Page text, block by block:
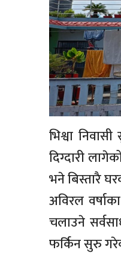
भिश्वा
दिग्दारी
भने बिस्तारै
अविरल
चलाउने
फर्किन सुरु